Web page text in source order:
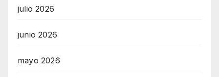
julio 2026
junio 2026
mayo 2026